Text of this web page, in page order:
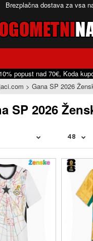
Brezplačna dostava za vsa
10% popust nad 70€, Koda
Gana SP 2026
SP 2026